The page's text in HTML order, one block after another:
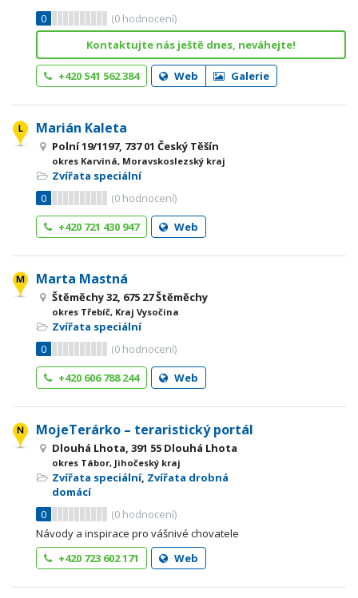
0
(0 hodnocení)
Kontaktujte nás ještě dnes, neváhejte!
+420 541 562 384 Web Galerie
Marián Kaleta
Polní 19/1197, 737 01 Český Těšín
okres Karviná, Moravskoslezský kraj
Zvířata speciální
0
(0 hodnocení)
+420 721 430 947
Web
Marta Mastná
Štěměchy 32, 675 27 Štěměchy
okres Třebíč, Kraj Vysočina
Zvířata speciální
0
(0 hodnocení)
+420 606 788 244
Web
MojeTerárko – teraristický portál
Dlouhá Lhota, 391 55 Dlouhá Lhota
okres Tábor, Jihočeský kraj
Zvířata speciální, Zvířata drobná
domácí
0
(0 hodnocení)
Návody a inspirace pro vášnivé chovatele
+420 723 602 171
Web